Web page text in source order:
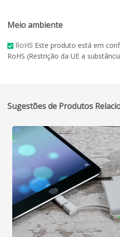
Meio ambiente
RoHS Este produto está em
RoHS (Restrição da UE a
Sugestões de Produtos